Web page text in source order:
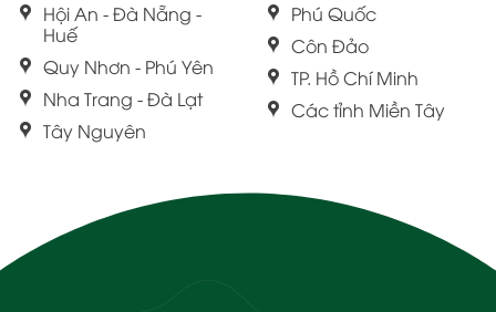
Hội An - Đà Nẵng -
Huế
Quy Nhơn - Phú Yên
Nha Trang - Đà Lạt
Tây Nguyên
Phú Quốc
Côn Đảo
TP. Hồ Chí Minh
Các tỉnh Miền Tây